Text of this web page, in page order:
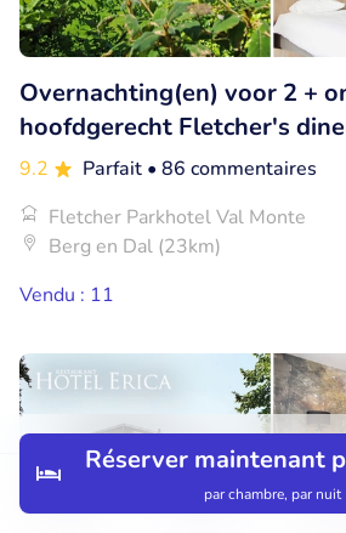
Rechercher
Réserver maintenant
par chambre, par nuit
Overnachting(en) voor 2 +
hoofdgerecht Fletcher's
9.2 Parfait • 86 commentaires
Fletcher Parkhotel Val Monte
Berg en Dal (23km)
Vendu : 11